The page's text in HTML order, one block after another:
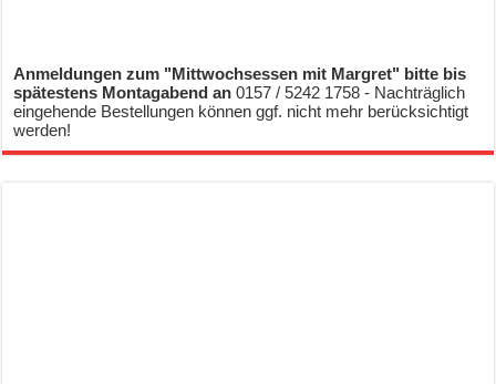
Anmeldungen zum "Mittwochsessen mit Margret" bitte bis
spätestens Montagabend an0157 / 5242 1758 - Nachträglich
eingehende Bestellungen können ggf. nicht mehr berücksichtigt
werden!